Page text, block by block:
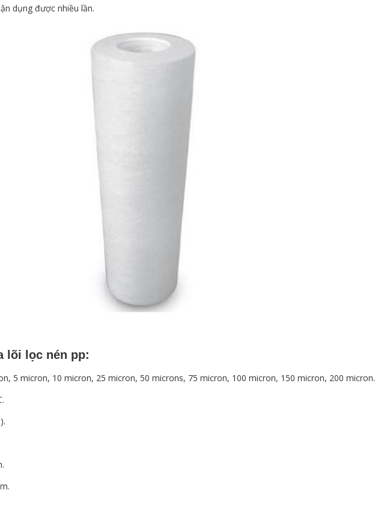
dụng được nhiều lần.
lõi lọc nén pp:
5 micron, 10 micron, 25 micron, 50 microns, 75 micron, 100 micron, 150 micron, 200 micron.